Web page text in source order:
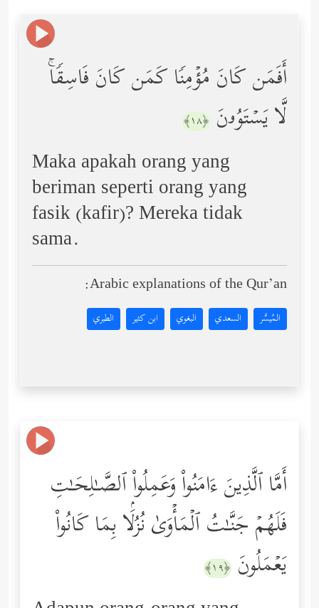
أَفَمَن كَانَ مُؤۡمِنࣰا كَمَن كَانَ فَاسِقࣰاۚ
لَّا یَسۡتَوُۥنَ ﴿١٨﴾
Maka apakah orang yang
beriman seperti orang yang
fasik (kafir)? Mereka tidak
sama.
Arabic explanations of the Qur’an:
المُيسَّر السعدي البغوي ابن كثير الطبري
أَمَّا ٱلَّذِینَ ءَامَنُواْ وَعَمِلُواْ ٱلصَّـٰلِحَـٰتِ
فَلَهُمۡ جَنَّـٰتُ ٱلۡمَأۡوَىٰ نُزُلَۢا بِمَا كَانُواْ
یَعۡمَلُونَ ﴿١٩﴾